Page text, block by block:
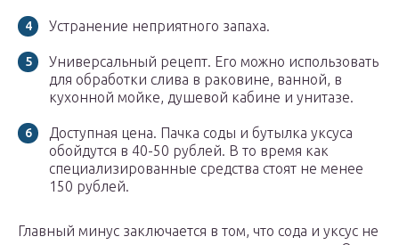
Устранение неприятного запаха.
Универсальный рецепт. Его можно использовать
для обработки слива в раковине, ванной, в
кухонной мойке, душевой кабине и унитазе.
Доступная цена. Пачка соды и бутылка уксуса
обойдутся в 40-50 рублей. В то время как
специализированные средства стоят не менее
150 рублей.
Главный минус заключается в том, что сода и уксус не